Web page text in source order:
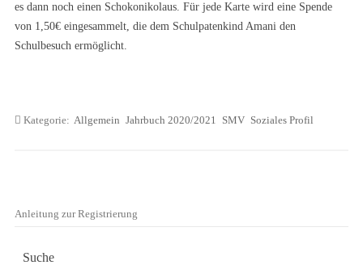
es dann noch einen Schokonikolaus. Für jede Karte wird eine Spende
von 1,50€ eingesammelt, die dem Schulpatenkind Amani den
Schulbesuch ermöglicht.
Kategorie: Allgemein Jahrbuch 2020/2021 SMV Soziales Profil
Anleitung zur Registrierung
Suche